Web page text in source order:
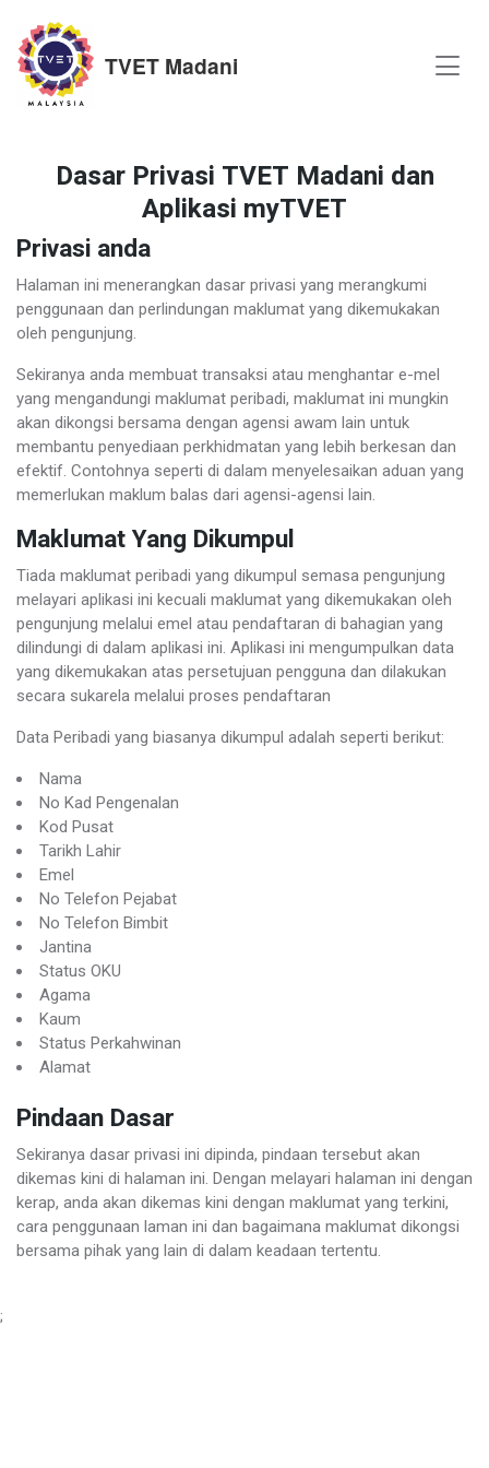
TVET Madani
Dasar Privasi TVET Madani dan
Aplikasi myTVET
Privasi anda
Halaman ini menerangkan dasar privasi yang merangkumi
penggunaan dan perlindungan maklumat yang dikemukakan
oleh pengunjung.
Sekiranya anda membuat transaksi atau menghantar e-mel
yang mengandungi maklumat peribadi, maklumat ini mungkin
akan dikongsi bersama dengan agensi awam lain untuk
membantu penyediaan perkhidmatan yang lebih berkesan dan
efektif. Contohnya seperti di dalam menyelesaikan aduan yang
memerlukan maklum balas dari agensi-agensi lain.
Maklumat Yang Dikumpul
Tiada maklumat peribadi yang dikumpul semasa pengunjung
melayari aplikasi ini kecuali maklumat yang dikemukakan oleh
pengunjung melalui emel atau pendaftaran di bahagian yang
dilindungi di dalam aplikasi ini. Aplikasi ini mengumpulkan data
yang dikemukakan atas persetujuan pengguna dan dilakukan
secara sukarela melalui proses pendaftaran
Data Peribadi yang biasanya dikumpul adalah seperti berikut:
Nama
No Kad Pengenalan
Kod Pusat
Tarikh Lahir
Emel
No Telefon Pejabat
No Telefon Bimbit
Jantina
Status OKU
Agama
Kaum
Status Perkahwinan
Alamat
Pindaan Dasar
Sekiranya dasar privasi ini dipinda, pindaan tersebut akan
dikemas kini di halaman ini. Dengan melayari halaman ini dengan
kerap, anda akan dikemas kini dengan maklumat yang terkini,
cara penggunaan laman ini dan bagaimana maklumat dikongsi
bersama pihak yang lain di dalam keadaan tertentu.
;